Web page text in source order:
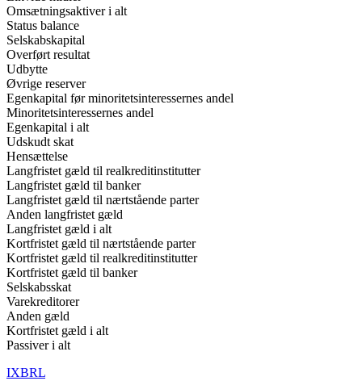
Omsætningsaktiver i alt
Status balance
Selskabskapital
Overført resultat
Udbytte
Øvrige reserver
Egenkapital før minoritetsinteressernes andel
Minoritetsinteressernes andel
Egenkapital i alt
Udskudt skat
Hensættelse
Langfristet gæld til realkreditinstitutter
Langfristet gæld til banker
Langfristet gæld til nærtstående parter
Anden langfristet gæld
Langfristet gæld i alt
Kortfristet gæld til nærtstående parter
Kortfristet gæld til realkreditinstitutter
Kortfristet gæld til banker
Selskabsskat
Varekreditorer
Anden gæld
Kortfristet gæld i alt
Passiver i alt
IXBRL